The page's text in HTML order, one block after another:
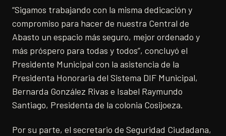
“Sigamos trabajando con la misma dedicación y
compromiso para hacer de nuestra Central de
Abasto un espacio más seguro, mejor ordenado y
más próspero para todas y todos”, concluyó el
Presidente Municipal con la asistencia de la
Presidenta Honoraria del Sistema DIF Municipal,
Bernarda González Rivas e Isabel Raymundo
Santiago, Presidenta de la colonia Cosijoeza.
Por su parte, el secretario de Seguridad Ciudadana,